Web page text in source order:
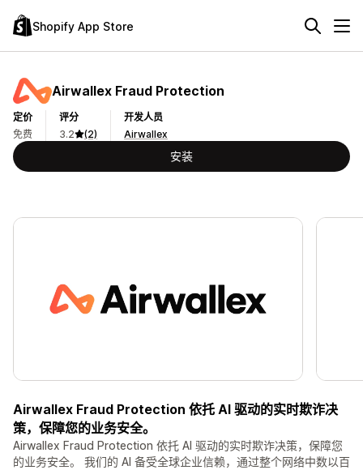
Shopify App Store
Airwallex Fraud Protection
定价
免费
评分
3.2
(2)
开发人员
Airwallex
安装
Airwallex Fraud Protection 依托 AI 驱动的实时欺诈决
策，保障您的业务安全。
Airwallex Fraud Protection 依托 AI 驱动的实时欺诈决策，保障您
的业务安全。 我们的 AI 备受全球企业信赖，通过整个网络中数以百